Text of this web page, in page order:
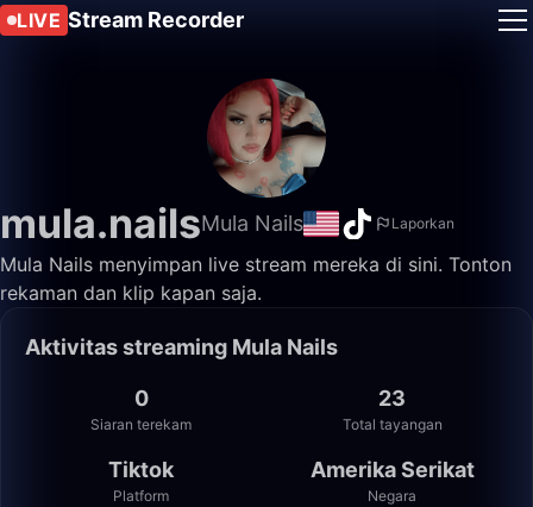
LIVE Stream Recorder
mula.nailsMula Nails Laporkan
Mula Nails menyimpan live stream mereka di sini. Tonton
rekaman dan klip kapan saja.
Aktivitas streaming Mula Nails
0
Siaran terekam
23
Total tayangan
Tiktok
Platform
Amerika Serikat
Negara